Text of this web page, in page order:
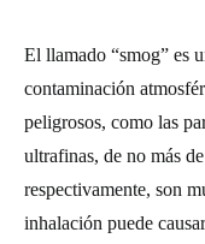
El llamado “smog” es
contaminación
peligrosos, como las
ultrafinas, de no más
respectivamente, son
inhalación puede